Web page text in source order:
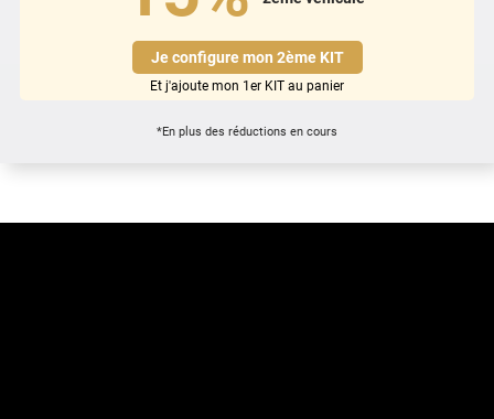
Je configure mon 2ème KIT
Et j'ajoute mon 1er KIT au panier
*En plus des réductions en cours